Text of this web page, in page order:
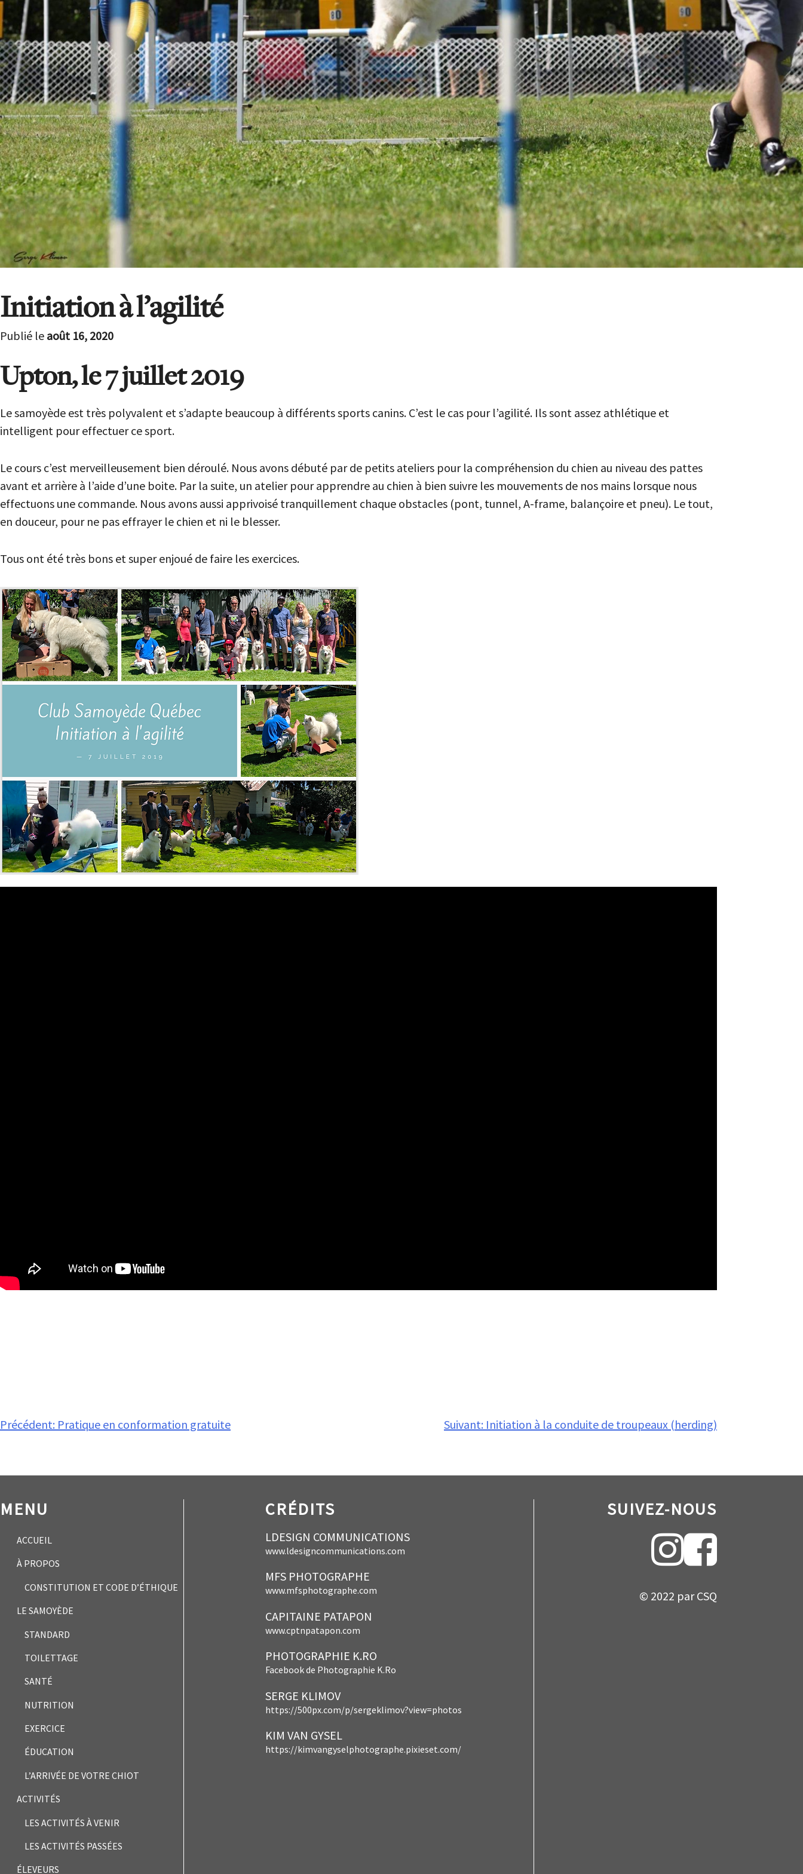
Initiation à l’agilité
Publié le août 16, 2020
Upton, le 7 juillet 2019
Le samoyède est très polyvalent et s’adapte beaucoup à différents sports canins. C’est le cas pour l’agilité. Ils sont assez athlétique et
intelligent pour effectuer ce sport.
Le cours c’est merveilleusement bien déroulé. Nous avons débuté par de petits ateliers pour la compréhension du chien au niveau des pattes
avant et arrière à l’aide d’une boite. Par la suite, un atelier pour apprendre au chien à bien suivre les mouvements de nos mains lorsque nous
effectuons une commande. Nous avons aussi apprivoisé tranquillement chaque obstacles (pont, tunnel, A-frame, balançoire et pneu). Le tout,
en douceur, pour ne pas effrayer le chien et ni le blesser.
Tous ont été très bons et super enjoué de faire les exercices.
Navigation
l’article
Précédent: Pratique en conformation gratuite Suivant: Initiation à la conduite de troupeaux (herding)
MENU
ACCUEIL
À PROPOS
CONSTITUTION ET CODE D’ÉTHIQUE
LE SAMOYÈDE
STANDARD
TOILETTAGE
SANTÉ
NUTRITION
EXERCICE
ÉDUCATION
L’ARRIVÉE DE VOTRE CHIOT
ACTIVITÉS
LES ACTIVITÉS À VENIR
LES ACTIVITÉS PASSÉES
ÉLEVEURS
CRÉDITS
LDESIGN COMMUNICATIONS
www.ldesigncommunications.com
MFS PHOTOGRAPHE
www.mfsphotographe.com
CAPITAINE PATAPON
www.cptnpatapon.com
PHOTOGRAPHIE K.RO
Facebook de Photographie K.Ro
SERGE KLIMOV
https://500px.com/p/sergeklimov?view=photos
KIM VAN GYSEL
https://kimvangyselphotographe.pixieset.com/
SUIVEZ-NOUS
© 2022 par CSQ